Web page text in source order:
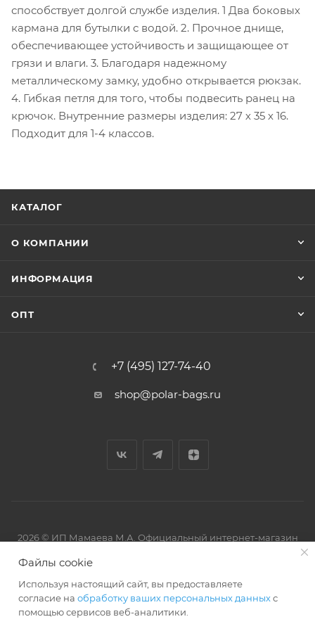
способствует долгой службе изделия. 1 Два боковых
кармана для бутылки с водой. 2. Прочное днище,
обеспечивающее устойчивость и защищающее от
грязи и влаги. 3. Благодаря надежному
металлическому замку, удобно открывается рюкзак.
4. Гибкая петля для того, чтобы подвесить ранец на
крючок. Внутренние размеры изделия: 27 х 35 х 16.
Подходит для 1-4 классов.
КАТАЛОГ
О КОМПАНИИ
ИНФОРМАЦИЯ
ОПТ
+7 (495) 127-74-40
shop@polar-bags.ru
2026 © ИП Мамаева М.А. Официальный интернет-магазин
Файлы cookie
Используя настоящий сайт, вы предоставляете
согласие на обработку ваших персональных данныхс
помощью сервисов веб-аналитики.